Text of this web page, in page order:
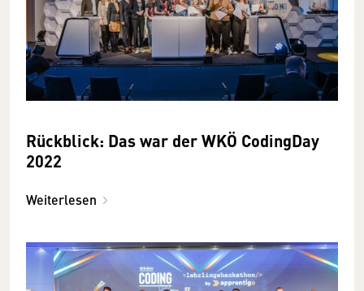
Rückblick: Das war der WKÖ CodingDay
2022
Weiterlesen